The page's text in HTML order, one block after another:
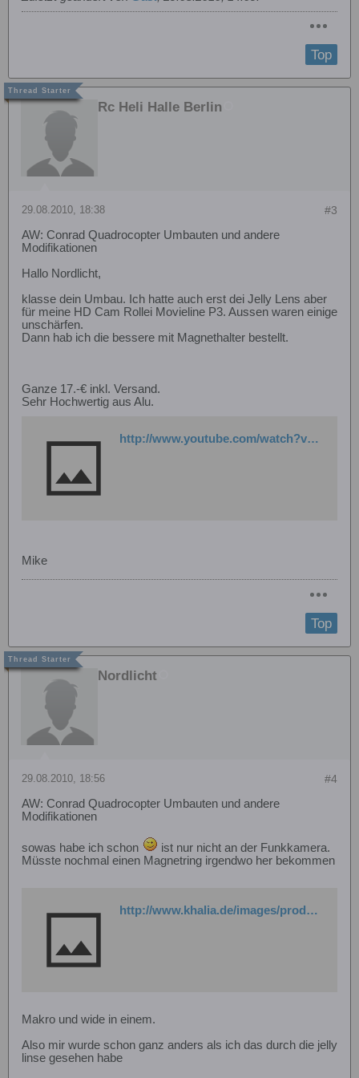
Top
Rc Heli Halle Berlin
#3
29.08.2010, 18:38
AW: Conrad Quadrocopter Umbauten und andere
Modifikationen
Hallo Nordlicht,
klasse dein Umbau. Ich hatte auch erst dei Jelly Lens aber
für meine HD Cam Rollei Movieline P3. Aussen waren einige
unschärfen.
Dann hab ich die bessere mit Magnethalter bestellt.
Ganze 17.-€ inkl. Versand.
Sehr Hochwertig aus Alu.
http://www.youtube.com/watch?v=IKxUu1d5EB8&feature=player_embedded
Mike
Top
Nordlicht
#4
29.08.2010, 18:56
AW: Conrad Quadrocopter Umbauten und andere
Modifikationen
sowas habe ich schon
ist nur nicht an der Funkkamera.
Müsste nochmal einen Magnetring irgendwo her bekommen
http://www.khalia.de/images/product_images/popup_images/534_0.jpg
Makro und wide in einem.
Also mir wurde schon ganz anders als ich das durch die jelly
linse gesehen habe